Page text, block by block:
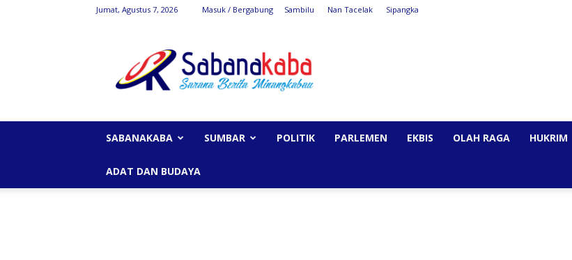
Jumat, Agustus 7, 2026 Masuk / Bergabung Sambilu Nan Tacelak Sipangka
SABANAKABA SUMBAR POLITIK PARLEMEN EKBIS OLAH RAGA HUKRIM
ADAT DAN BUDAYA